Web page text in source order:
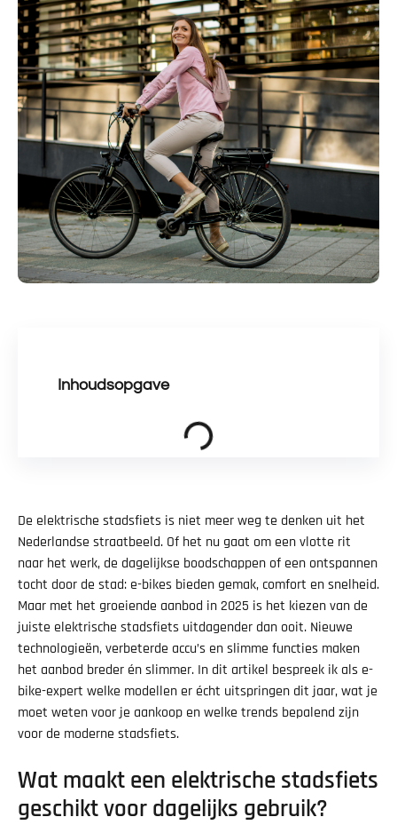
Inhoudsopgave
De elektrische stadsfiets is niet meer weg te denken uit het
Nederlandse straatbeeld. Of het nu gaat om een vlotte rit
naar het werk, de dagelijkse boodschappen of een ontspannen
tocht door de stad: e-bikes bieden gemak, comfort en snelheid.
Maar met het groeiende aanbod in 2025 is het kiezen van de
juiste elektrische stadsfiets uitdagender dan ooit. Nieuwe
technologieën, verbeterde accu’s en slimme functies maken
het aanbod breder én slimmer. In dit artikel bespreek ik als e-
bike-expert welke modellen er écht uitspringen dit jaar, wat je
moet weten voor je aankoop en welke trends bepalend zijn
voor de moderne stadsfiets.
Wat maakt een elektrische stadsfiets
geschikt voor dagelijks gebruik?